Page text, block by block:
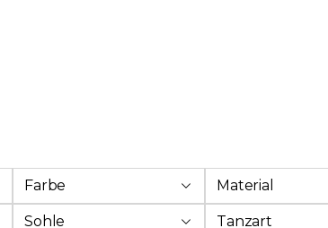
Farbe Material
Sohle Tanzart